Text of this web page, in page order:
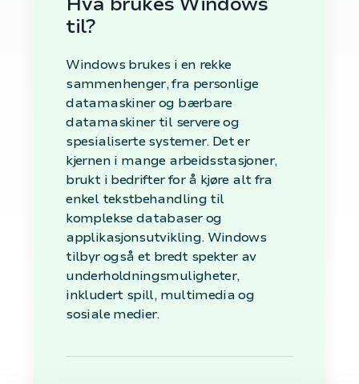
til?
Windows brukes i en rekke
sammenhenger, fra personlige
datamaskiner og bærbare
datamaskiner til servere og
spesialiserte systemer. Det er
kjernen i mange arbeidsstasjoner,
brukt i bedrifter for å kjøre alt fra
enkel tekstbehandling til
komplekse databaser og
applikasjonsutvikling. Windows
tilbyr også et bredt spekter av
underholdningsmuligheter,
inkludert spill, multimedia og
sosiale medier.